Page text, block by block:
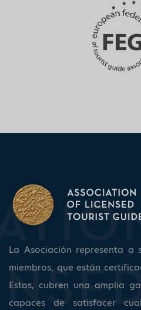
La Asociación representa a
miembros, que están
Estos, cubren una amplia
capaces de satisfacer